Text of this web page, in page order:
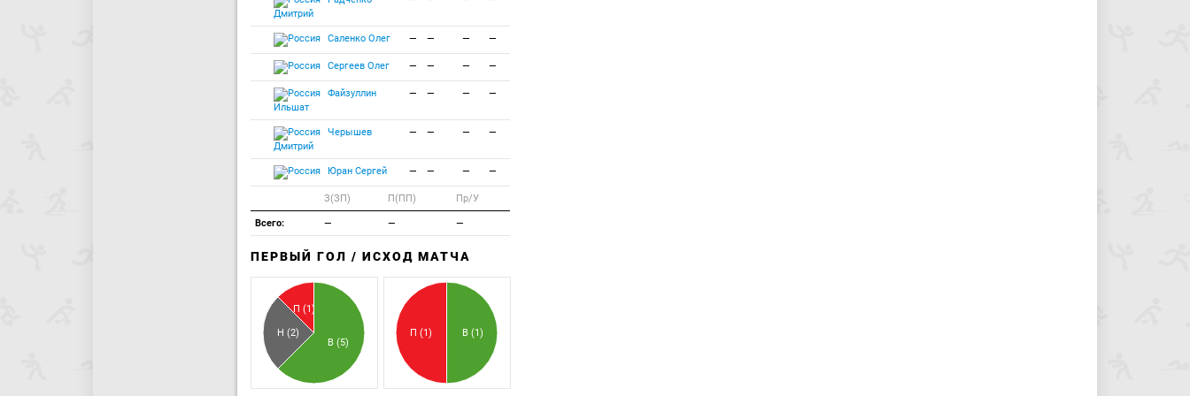
Дмитрий
Саленко Олег — — — —
Сергеев Олег — — — —
Файзуллин
Ильшат
— — — —
Черышев
Дмитрий
— — — —
Юран Сергей — — — —
З(ЗП) П(ПП) Пр/У
Всего: — — —
ПЕРВЫЙ ГОЛ / ИСХОД МАТЧА
В (5)
Н (2)
П (1)
В (1)
П (1)